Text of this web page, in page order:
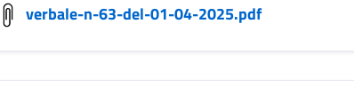
verbale-n-63-del-01-04-2025.pdf